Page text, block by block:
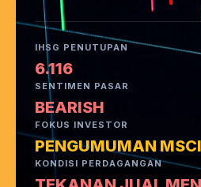
IHSG PENUTUPAN
6.116
SENTIMEN PASAR
BEARISH
FOKUS INVESTOR
PENGUMUMAN MSCI
KONDISI PERDAGANGAN